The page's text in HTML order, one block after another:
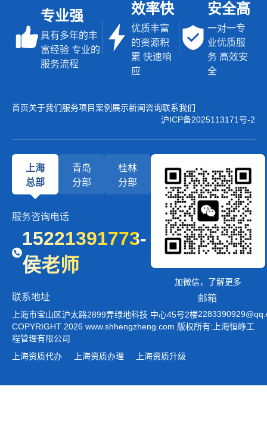
专业强
具有多年的丰
富经验 专业的
服务流程
效率快
优质丰富
的资源积
累 快速响
应
安全高
一对一专
业优质服
务 高效安
全
首页关于我们服务项目案例展示新闻咨询联系我们
沪ICP备2025113171号-2
上海
总部
青岛
分部
桂林
分部
服务咨询电话
15221391773-
侯老师
联系地址
上海市宝山区沪太路2899弄绿地科技 中心45号2楼
邮箱
加微信，了解更多
COPYRIGHT 2026 www.shhengzheng.com 版权所有:上海恒峥工
程管理有限公司
上海资质代办
上海资质办理 上海资质升级